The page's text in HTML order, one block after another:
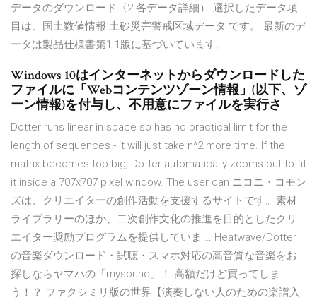
データのダウンロード〈2.各データ詳細） 選択したデータ項
目は、国土数値情報 土砂災害警戒区域データ です。 最新のデ
ータは製品仕様書第1.1版に基づいています。
Windows 10はインターネットからダウンロードした
ファイルに「Webコンテンツゾーン情報」(以下、ゾ
ーン情報)を付与し、不用意にファイルを実行さ
Dotter runs linear in space so has no practical limit for the
length of sequences - it will just take n^2 more time. If the
matrix becomes too big, Dotter automatically zooms out to fit
it inside a 707x707 pixel window. The user can ニコニ・コモン
ズは、クリエイターの創作活動を支援するサイトです。素材
ライブラリーのほか、二次創作文化の推進を目的としたクリ
エイター奨励プログラムを提供していま … Heatwave/Dotter
の音楽ダウンロード・試聴・スマホ対応の高音質な音楽をお
探しならヤマハの「mysound」！ 高額だけど買ってしま
う！？ ファクシミリ版の世界【演奏しない人のための楽譜入